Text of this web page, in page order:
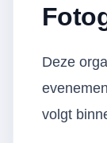
Deze
volgt